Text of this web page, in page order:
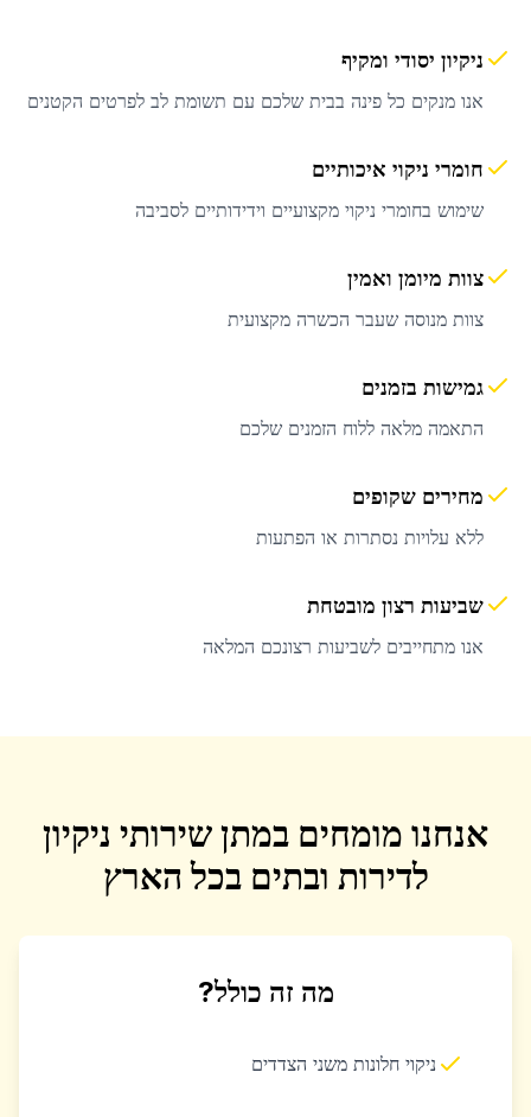
ניקיון יסודי ומקיף
אנו מנקים כל פינה בבית שלכם עם תשומת לב לפרטים הקטנים
חומרי ניקוי איכותיים
שימוש בחומרי ניקוי מקצועיים וידידותיים לסביבה
צוות מיומן ואמין
צוות מנוסה שעבר הכשרה מקצועית
גמישות בזמנים
התאמה מלאה ללוח הזמנים שלכם
מחירים שקופים
ללא עלויות נסתרות או הפתעות
שביעות רצון מובטחת
אנו מתחייבים לשביעות רצונכם המלאה
אנחנו מומחים במתן שירותי ניקיון
לדירות ובתים בכל הארץ
מה זה כולל?
ניקוי חלונות משני הצדדים